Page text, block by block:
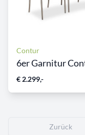
Contur
6er Garnitur
€ 2.299,-
Zurück